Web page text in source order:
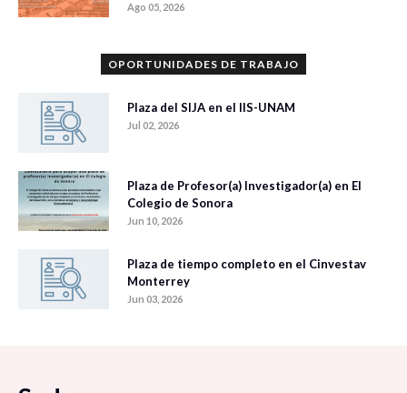
Ago 05, 2026
OPORTUNIDADES DE TRABAJO
Plaza del SIJA en el IIS-UNAM
Jul 02, 2026
Plaza de Profesor(a) Investigador(a) en El
Colegio de Sonora
Jun 10, 2026
Plaza de tiempo completo en el Cinvestav
Monterrey
Jun 03, 2026